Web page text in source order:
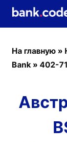
На главную »
Bank » 402-